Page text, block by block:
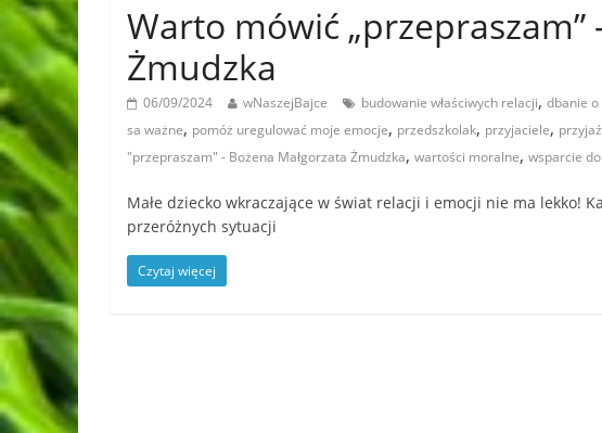
Warto mówić „przepraszam”
Żmudzka
06/09/2024 wNaszejBajce budowanie właściwych relacji, dbanie
sa ważne, pomóż uregulować moje emocje, przedszkolak, przyjaciele,
"przepraszam" - Bożena Małgorzata Żmudzka, wartości moralne, wsparcie
Małe dziecko wkraczające w świat relacji i emocji nie ma lekko!
przeróżnych sytuacji
Czytaj więcej